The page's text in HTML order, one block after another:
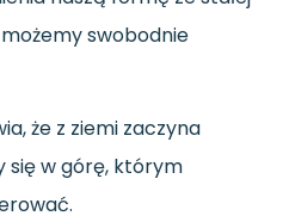
swobodnie
że z ziemi zaczyna
w górę, którym